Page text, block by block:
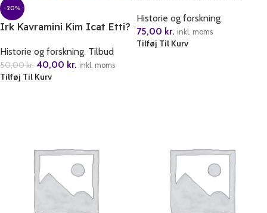
-20%
Irk Kavramini Kim Icat Etti?
Historie og forskning, Tilbud
50,00kr. 40,00 kr. inkl. moms
Tilføj Til Kurv
Historie og forskning
75,00 kr. inkl. moms
Tilføj Til Kurv